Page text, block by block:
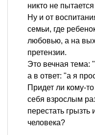
никто не
Ну и от
семьи, где
любовью, а на
претензии.
Это вечная тема:
а в ответ: "а я
Придет ли кому-
себя взрослым
перестать грызть
человека?